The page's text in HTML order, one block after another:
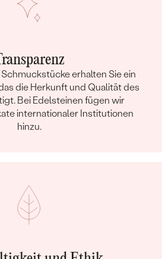
erhalten Sie ein
die Herkunft und Qualität des
Bei Edelsteinen fügen wir
internationaler Institutionen
hinzu.